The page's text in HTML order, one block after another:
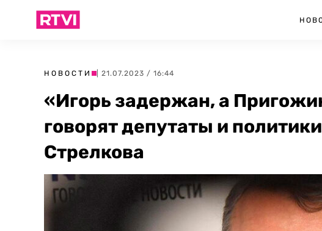
НОВОСТИ | 21.07.2023 / 16:44
«Игорь задержан, а
говорят депутаты и
Стрелкова